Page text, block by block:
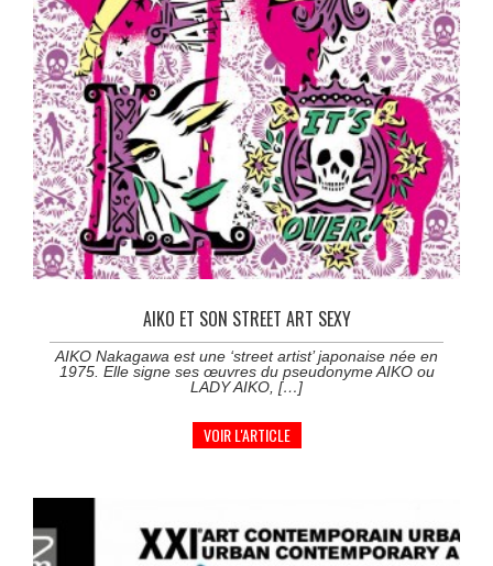
AIKO ET SON STREET ART SEXY
AIKO Nakagawa est une ‘street artist’ japonaise née en
1975. Elle signe ses œuvres du pseudonyme AIKO ou
LADY AIKO, […]
VOIR L'ARTICLE